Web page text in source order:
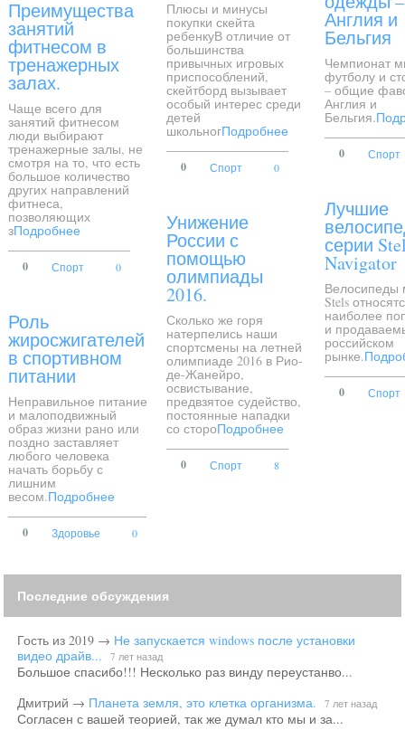
Преимущества
занятий
фитнесом в
тренажерных
залах.
Чаще всего для
занятий фитнесом
люди выбирают
тренажерные залы, не
смотря на то, что есть
большое количество
других направлений
фитнеса,
позволяющих
зПодробнее
0 Спорт 0
Роль
жиросжигателей
в спортивном
питании
Неправильное питание
и малоподвижный
образ жизни рано или
поздно заставляет
любого человека
начать борьбу с
лишним
весом.Подробнее
0 Здоровье 0
Плюсы и минусы
покупки скейта
ребенкуВ отличие от
большинства
привычных игровых
приспособлений,
скейтборд вызывает
особый интерес среди
детей
школьногПодробнее
0 Спорт 0
Унижение
России с
помощью
олимпиады
2016.
Сколько же горя
натерпелись наши
спортсмены на летней
олимпиаде 2016 в Рио-
де-Жанейро,
освистывание,
предвзятое судейство,
постоянные нападки
со стороПодробнее
0 Спорт 8
Англия и
Бельгия
Чемпионат
футболу и
– общие
Англия и
Бельгия.
0 Спорт
Лучшие
серии
Navigator
Велосипеды
Stels
наиболее
и
российском
рынке.
0 Спорт
Последние обсуждения
Гость из 2019 → Не запускается windows после установки
видео драйв...
7 лет назад
Большое спасибо!!! Несколько раз винду переустанво...
Дмитрий → Планета земля, это клетка организма. 7 лет назад
Согласен с вашей теорией, так же думал кто мы и за...